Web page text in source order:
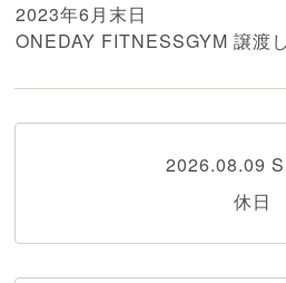
2023年6月末日
ONEDAY FITNESSGYM 譲渡し
2026.08.09
休日